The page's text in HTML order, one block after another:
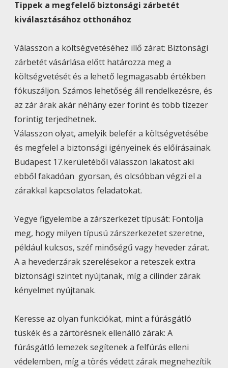
Tippek a megfelelő biztonsági zárbetét
kiválasztásához otthonához
Válasszon a költségvetéséhez illő zárat: Biztonsági
zárbetét vásárlása előtt határozza meg a
költségvetését és a lehető legmagasabb értékben
fókuszáljon. Számos lehetőség áll rendelkezésre, és
az zár árak akár néhány ezer forint és több tízezer
forintig terjedhetnek.
Válasszon olyat, amelyik belefér a költségvetésébe
és megfelel a biztonsági igényeinek és előírásainak.
Budapest 17.kerületéből válasszon lakatost aki
ebből fakadóan gyorsan, és olcsóbban végzi el a
zárakkal kapcsolatos feladatokat.
Vegye figyelembe a zárszerkezet típusát: Fontolja
meg, hogy milyen típusú zárszerkezetet szeretne,
például kulcsos, széf minőségű vagy heveder zárat.
A a hevederzárak szerelésekor a reteszek extra
biztonsági szintet nyújtanak, míg a cilinder zárak
kényelmet nyújtanak.
Keresse az olyan funkciókat, mint a fúrásgátló
tüskék és a zártörésnek ellenálló zárak: A
fúrásgátló lemezek segítenek a felfúrás elleni
védelemben, míg a törés védett zárak megnehezítik